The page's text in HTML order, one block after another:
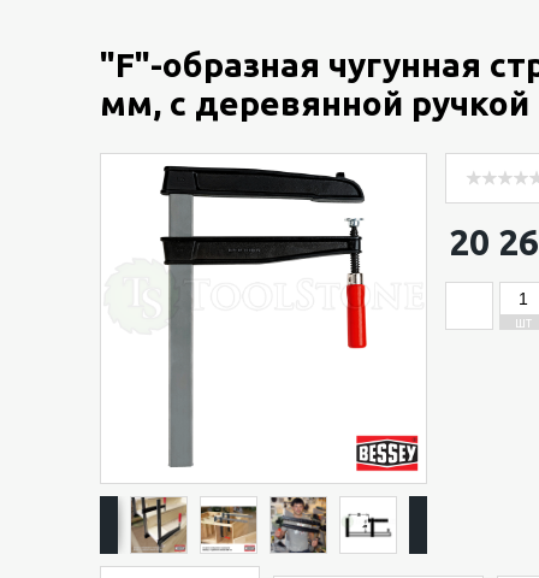
"F"-образная чугунная
мм, с деревянной ручкой
20
ШТ